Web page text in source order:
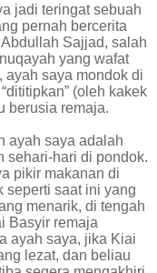
jadi teringat sebuah
pernah bercerita
Sajjad, salah
yang wafat
ayah saya mondok di
(oleh kakek
berusia remaja.
ayah saya adalah
sehari-hari di pondok.
pikir makanan di
seperti saat ini yang
menarik, di tengah
Basyir remaja
ayah saya, jika Kiai
lezat, dan beliau